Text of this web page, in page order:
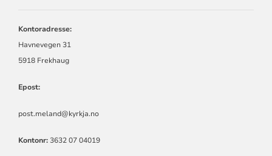
Kontoradresse:
Havnevegen 31
5918 Frekhaug
Epost:
post.meland@kyrkja.no
Kontonr:3632 07 04019